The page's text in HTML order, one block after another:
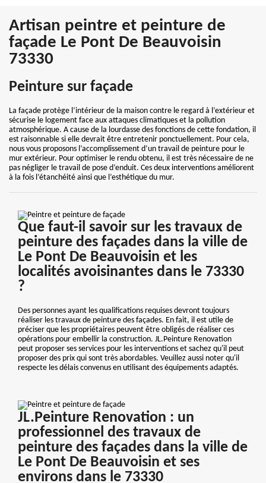
Artisan peintre et peinture de
façade Le Pont De Beauvoisin
73330
Peinture sur façade
La façade protège l’intérieur de la maison contre le regard à l’extérieur et
sécurise le logement face aux attaques climatiques et la pollution
atmosphérique. A cause de la lourdasse des fonctions de cette fondation, il
est raisonnable si elle devrait être entretenir ponctuellement. Pour cela,
nous vous proposons l’accomplissement d’un travail de peinture pour le
mur extérieur. Pour optimiser le rendu obtenu, il est très nécessaire de ne
pas négliger le travail de pose d’enduit. Ces deux interventions améliorent
à la fois l’étanchéité ainsi que l’esthétique du mur.
Que faut-il savoir sur les travaux de
peinture des façades dans la ville de
Le Pont De Beauvoisin et les
localités avoisinantes dans le 73330
?
Des personnes ayant les qualifications requises devront toujours
réaliser les travaux de peinture des façades. En fait, il est utile de
préciser que les propriétaires peuvent être obligés de réaliser ces
opérations pour embellir la construction. JL.Peinture Renovation
peut proposer ses services pour les interventions et sachez qu'il peut
proposer des prix qui sont très abordables. Veuillez aussi noter qu'il
respecte les délais convenus en utilisant des équipements adaptés.
JL.Peinture Renovation : un
professionnel des travaux de
peinture des façades dans la ville de
Le Pont De Beauvoisin et ses
environs dans le 73330